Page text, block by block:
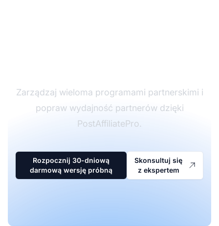
Zarządzaj wieloma programami partnerskimi i
popraw wydajność partnerów dzięki
PostAffiliatePro.
Rozpocznij 30-dniową
darmową wersję próbną
Skonsultuj się
z ekspertem